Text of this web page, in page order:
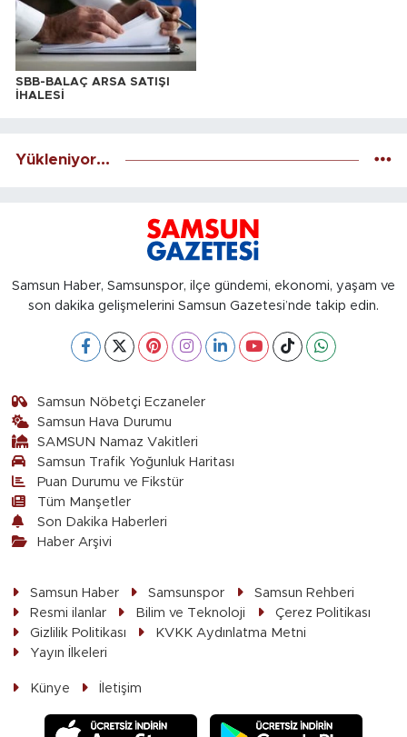
SBB-BALAÇ ARSA SATIŞI
İHALESİ
Yükleniyor...
Samsun Haber, Samsunspor, ilçe gündemi, ekonomi, yaşam ve
son dakika gelişmelerini Samsun Gazetesi’nde takip edin.
Samsun Nöbetçi Eczaneler
Samsun Hava Durumu
SAMSUN Namaz Vakitleri
Samsun Trafik Yoğunluk Haritası
Puan Durumu ve Fikstür
Tüm Manşetler
Son Dakika Haberleri
Haber Arşivi
Samsun Haber Samsunspor
Samsun Rehberi
Resmi ilanlar
Bilim ve Teknoloji
Çerez Politikası
Gizlilik Politikası
KVKK Aydınlatma Metni
Yayın İlkeleri
Künye İletişim